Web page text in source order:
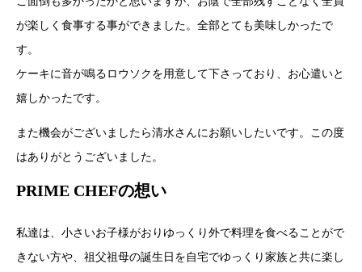
が楽しく食事する事ができました。全部とても美味しかったで
す。
ケーキに音が鳴るロウソクを用意して下さっており、お心遣いと
嬉しかったです。
また機会がございましたら清水さんにお願いしたいです。この度
はありがとうございました。
PRIME CHEFの想い
私達は、小さいお子様がおりゆっくり外で料理を食べることがで
きない方や、祖父祖母の誕生日を自宅でゆっくり家族と共に楽し